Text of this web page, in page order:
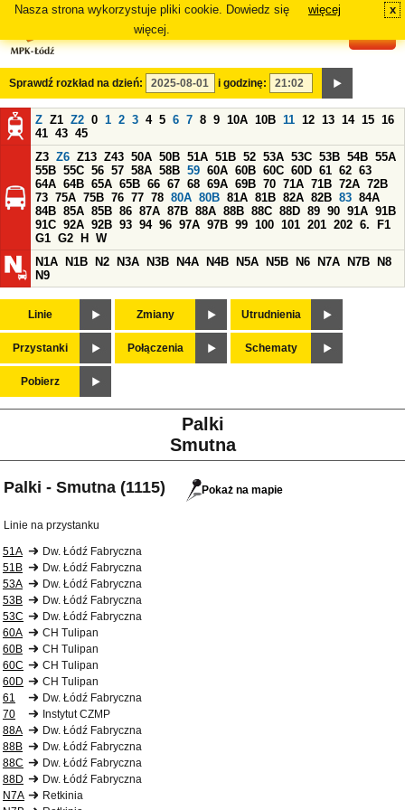
Nasza strona wykorzystuje pliki cookie. Dowiedz się
więcej.
więcej x
Sprawdź rozkład na dzień: i godzinę:
Z Z1 Z2 0 1 2 3 4 5 6 7 8 9 10A 10B 11 12 13 14 15 16
41 43 45
Z3 Z6 Z13 Z43 50A 50B 51A 51B 52 53A 53C 53B 54B 55A
55B 55C 56 57 58A 58B 59 60A 60B 60C 60D 61 62 63
64A 64B 65A 65B 66 67 68 69A 69B 70 71A 71B 72A 72B
73 75A 75B 76 77 78 80A 80B 81A 81B 82A 82B 83 84A
84B 85A 85B 86 87A 87B 88A 88B 88C 88D 89 90 91A 91B
91C 92A 92B 93 94 96 97A 97B 99 100 101 201 202 6.
F1
G1 G2 H
W
N1A
N1B N2 N3A N3B N4A N4B N5A N5B N6 N7A N7B
N8
N9
Linie Zmiany Utrudnienia
Przystanki Połączenia Schematy
Pobierz
Palki
Smutna
Palki - Smutna (1115) Pokaż na mapie
Linie na przystanku
51A
Dw. Łódź Fabryczna
51B
Dw. Łódź Fabryczna
53A
Dw. Łódź Fabryczna
53B
Dw. Łódź Fabryczna
53C
Dw. Łódź Fabryczna
60A
CH Tulipan
60B
CH Tulipan
60C
CH Tulipan
60D
CH Tulipan
61
Dw. Łódź Fabryczna
70
Instytut CZMP
88A
Dw. Łódź Fabryczna
88B
Dw. Łódź Fabryczna
88C
Dw. Łódź Fabryczna
88D
Dw. Łódź Fabryczna
N7A
Retkinia